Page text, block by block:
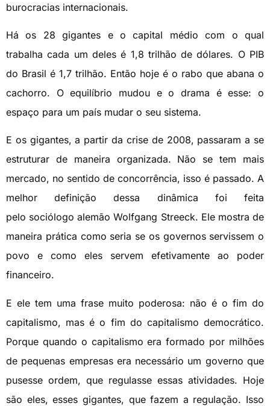
burocracias internacionais.
Há os 28 gigantes e o capital médio com o qual
trabalha cada um deles é 1,8 trilhão de dólares. O PIB
do Brasil é 1,7 trilhão. Então hoje é o rabo que abana o
cachorro. O equilíbrio mudou e o drama é esse: o
espaço para um país mudar o seu sistema.
E os gigantes, a partir da crise de 2008, passaram a se
estruturar de maneira organizada. Não se tem mais
mercado, no sentido de concorrência, isso é passado. A
melhor definição dessa dinâmica foi feita
pelo sociólogo alemão Wolfgang Streeck. Ele mostra de
maneira prática como seria se os governos servissem o
povo e como eles servem efetivamente ao poder
financeiro.
E ele tem uma frase muito poderosa: não é o fim do
capitalismo, mas é o fim do capitalismo democrático.
Porque quando o capitalismo era formado por milhões
de pequenas empresas era necessário um governo que
pusesse ordem, que regulasse essas atividades. Hoje
são eles, esses gigantes, que fazem a regulação. Isso